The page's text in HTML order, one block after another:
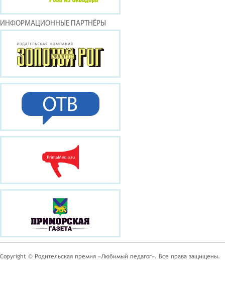
ИНФОРМАЦИОННЫЕ ПАРТНЁРЫ
Copyright © Родительская премия «Любимый педагог». Все права защищены.